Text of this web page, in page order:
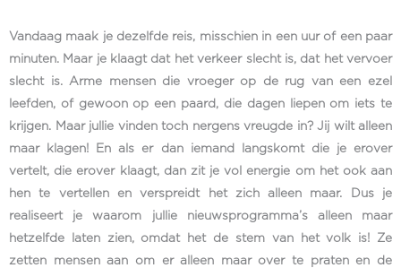
Vandaag maak je dezelfde reis, misschien in een uur of een paar
minuten. Maar je klaagt dat het verkeer slecht is, dat het vervoer
slecht is. Arme mensen die vroeger op de rug van een ezel
leefden, of gewoon op een paard, die dagen liepen om iets te
krijgen. Maar jullie vinden toch nergens vreugde in? Jij wilt alleen
maar klagen! En als er dan iemand langskomt die je erover
vertelt, die erover klaagt, dan zit je vol energie om het ook aan
hen te vertellen en verspreidt het zich alleen maar. Dus je
realiseert je waarom jullie nieuwsprogramma’s alleen maar
hetzelfde laten zien, omdat het de stem van het volk is! Ze
zetten mensen aan om er alleen maar over te praten en de